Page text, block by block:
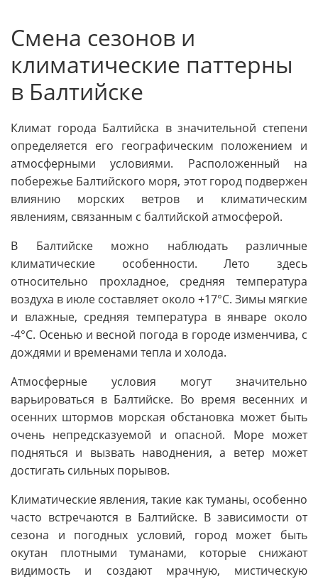
Смена сезонов и
климатические паттерны
в Балтийске
Климат города Балтийска в значительной степени
определяется его географическим положением и
атмосферными условиями. Расположенный на
побережье Балтийского моря, этот город подвержен
влиянию морских ветров и климатическим
явлениям, связанным с балтийской атмосферой.
В Балтийске можно наблюдать различные
климатические особенности. Лето здесь
относительно прохладное, средняя температура
воздуха в июле составляет около +17°C. Зимы мягкие
и влажные, средняя температура в январе около
-4°C. Осенью и весной погода в городе изменчива, с
дождями и временами тепла и холода.
Атмосферные условия могут значительно
варьироваться в Балтийске. Во время весенних и
осенних штормов морская обстановка может быть
очень непредсказуемой и опасной. Море может
подняться и вызвать наводнения, а ветер может
достигать сильных порывов.
Климатические явления, такие как туманы, особенно
часто встречаются в Балтийске. В зависимости от
сезона и погодных условий, город может быть
окутан плотными туманами, которые снижают
видимость и создают мрачную, мистическую